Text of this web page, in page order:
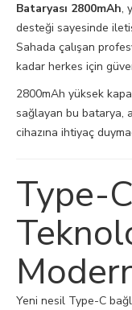
Bataryası 2800mAh,
desteği sayesinde
Sahada çalışan
kadar herkes için
2800mAh yüksek
sağlayan bu batarya,
cihazına ihtiyaç
Type-
Yeni nesil Type-C